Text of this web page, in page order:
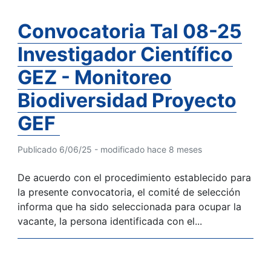
Convocatoria Tal 08-25
Investigador Científico
GEZ - Monitoreo
Biodiversidad Proyecto
GEF
Publicado 6/06/25 - modificado hace 8 meses
De acuerdo con el procedimiento establecido para
la presente convocatoria, el comité de selección
informa que ha sido seleccionada para ocupar la
vacante, la persona identificada con el...